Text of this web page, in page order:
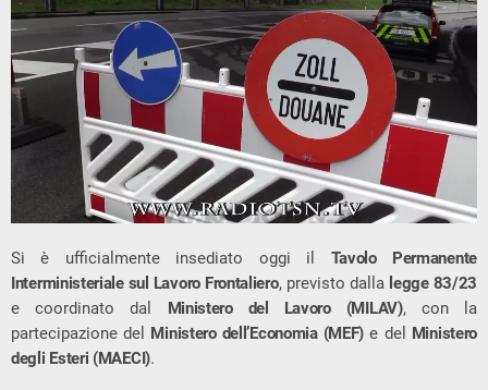
Si è ufficialmente insediato oggi il Tavolo Permanente
Interministeriale sul Lavoro Frontaliero, previsto dalla legge 83/23
e coordinato dal Ministero del Lavoro (MILAV), con la
partecipazione del Ministero dell’Economia (MEF) e del Ministero
degli Esteri (MAECI).